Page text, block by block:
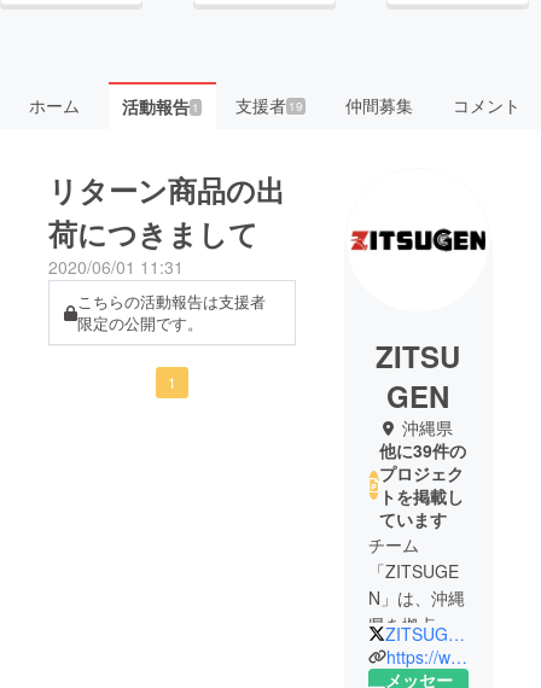
ホーム 活動報告1 支援者 19 仲間募集 コメント
リターン商品の出
荷につきまして
2020/06/01 11:31
こちらの活動報告は支援者
限定の公開です。
1
ZITSU
GEN
沖縄県
他に39件の
プロジェク
トを掲載し
ています
チーム
「ZITSUGE
N」は、沖縄
県を拠点に
し、香港や
深センに
ZITSUGEN_JAPAN
https://www.zitsugen.com
メッセー